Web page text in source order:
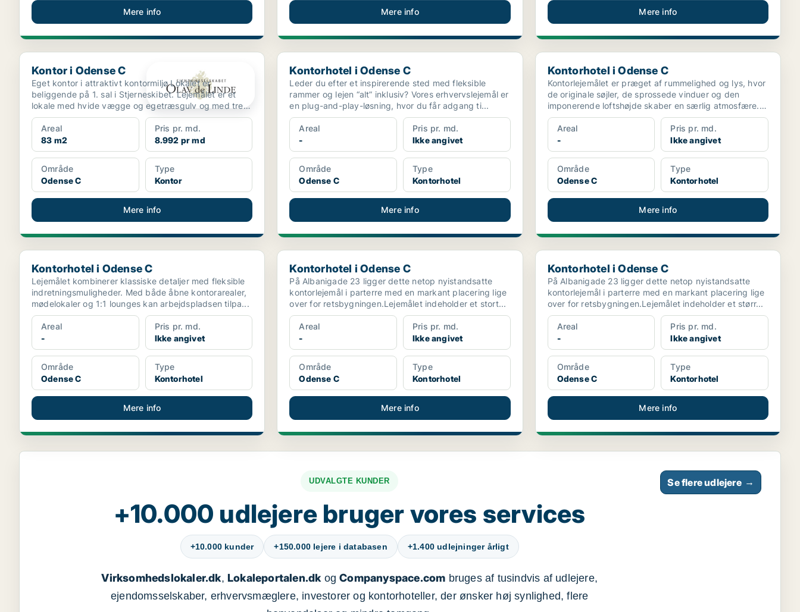
Mere info Mere info Mere info
Kontor i Odense C
Kontor i Odense C
Eget kontor i attraktivt kontormiljø Lokalet er
beliggende på 1. sal i Stjerneskibet. Lejemålet er et
lokale med hvide vægge og egetræsgulv og med tre
vin...
Areal
83 m2
Pris pr. md.
8.992 pr md
Område
Odense C
Type
Kontor
Mere info
Kontorhotel i Odense C
Kontorhotel i Odense C
Leder du efter et inspirerende sted med fleksible
rammer og lejen “alt” inklusiv? Vores erhvervslejemål er
en plug-and-play-løsning, hvor du får adgang ti...
Areal
-
Pris pr. md.
Ikke angivet
Område
Odense C
Type
Kontorhotel
Mere info
Kontorhotel i Odense C
Kontorhotel i Odense C
Kontorlejemålet er præget af rummelighed og lys, hvor
de originale søjler, de sprossede vinduer og den
imponerende loftshøjde skaber en særlig atmosfære.
Den...
Areal
-
Pris pr. md.
Ikke angivet
Område
Odense C
Type
Kontorhotel
Mere info
Kontorhotel i Odense C
Kontorhotel i Odense C
Lejemålet kombinerer klassiske detaljer med fleksible
indretningsmuligheder. Med både åbne kontorarealer,
mødelokaler og 1:1 lounges kan arbejdspladsen tilpa...
Areal
-
Pris pr. md.
Ikke angivet
Område
Odense C
Type
Kontorhotel
Mere info
Kontorhotel i Odense C
Kontorhotel i Odense C
På Albanigade 23 ligger dette netop nyistandsatte
kontorlejemål i parterre med en markant placering lige
over for retsbygningen.Lejemålet indeholder et stort...
Areal
-
Pris pr. md.
Ikke angivet
Område
Odense C
Type
Kontorhotel
Mere info
Kontorhotel i Odense C
Kontorhotel i Odense C
På Albanigade 23 ligger dette netop nyistandsatte
kontorlejemål i parterre med en markant placering lige
over for retsbygningen.Lejemålet indeholder et størr...
Areal
-
Pris pr. md.
Ikke angivet
Område
Odense C
Type
Kontorhotel
Mere info
UDVALGTE KUNDER
+10.000 udlejere bruger vores services
+10.000 kunder +150.000 lejere i databasen +1.400 udlejninger årligt
Virksomhedslokaler.dk, Lokaleportalen.dkogCompanyspace.com bruges af tusindvis af udlejere,
ejendomsselskaber, erhvervsmæglere, investorer og kontorhoteller, der ønsker høj synlighed, flere
Se flere udlejere →